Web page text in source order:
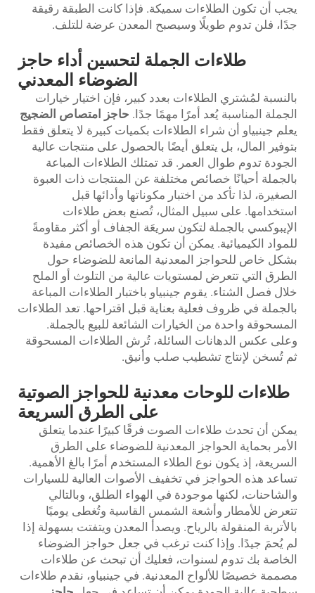
يجب أن تكون الطلاءات سميكة. فإذا كانت الطبقة رقيقة
جدًا، فلن تدوم طويلًا وسيصبح المعدن عرضة للتلف.
طلاءات الجملة لتحسين أداء حاجز
الضوضاء المعدني
بالنسبة لمُشتري الطلاءات بعدد كبير، فإن اختيار خيارات
الجملة المناسبة يُعد أمرًا مهمًا جدًا.حاجز امتصاص الضجيج
يعلم جينبياو أن شراء الطلاءات بكميات كبيرة لا يتعلق فقط
بتوفير المال، بل يتعلق أيضًا بالحصول على منتجات عالية
الجودة تدوم طوال العمر. قد تمتلك الطلاءات المباعة
بالجملة أحيانًا خصائص مختلفة عن المنتجات ذات العبوة
الصغيرة، لذا تأكد من اختبار مكوناتها وأدائها قبل
استخدامها. على سبيل المثال، تُصنع بعض طلاءات
الإيبوكسي بالجملة لتكون سريعَة الجفاف أو أكثر مقاومةً
للمواد الكيميائية. يمكن أن تكون هذه الخصائص مفيدة
بشكل خاص للحواجز المعدنية المانعة للضوضاء حول
الطرق التي تتعرض لمستويات عالية من التلوث أو الملح
خلال فصل الشتاء. يقوم جينبياو باختبار الطلاءات المباعة
بالجملة في ظروف فعلية بعناية قبل اقتراحها. تعد الطلاءات
المسحوقة واحدة من الخيارات الشائعة للبيع بالجملة.
وعلى عكس الدهانات السائلة، تُرش الطلاءات المسحوقة
ثم تُسخن لإنتاج تشطيب صلب وأنيق.
طلاءات للوحات معدنية للحواجز الصوتية
على الطرق السريعة
يمكن أن تحدث طلاءات الصوت فرقًا كبيرًا عندما يتعلق
الأمر بحماية الحواجز المعدنية للضوضاء على الطرق
السريعة، إذ يكون نوع الطلاء المستخدم أمرًا بالغ الأهمية.
تساعد هذه الحواجز في تخفيف الأصوات العالية للسيارات
والشاحنات، لكنها موجودة في الهواء الطلق، وبالتالي
تتعرض للأمطار وأشعة الشمس القاسية وتُغطى يوميًا
بالأتربة المنقولة بالرياح. ويصدأ المعدن ويتفتت بسهولة إذا
لم يُحمَ جيدًا. وإذا كنت ترغب في جعل حواجز الضوضاء
الخاصة بك تدوم لسنوات، فعليك أن تبحث عن طلاءات
مصممة خصيصًا للألواح المعدنية. في جينبياو، نقدم طلاءات